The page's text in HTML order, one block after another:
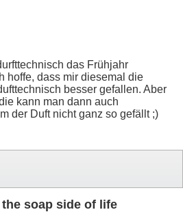
das Frühjahr
hoffe, dass mir diesemal die
besser gefallen. Aber
kann man dann auch
der Duft nicht ganz so gefällt ;)
soap side of life